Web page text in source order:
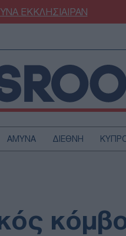
ΕΚΚΛΗΣΙΑΙΡΑΝ
ΑΜΥΝΑ ΔΙΕΘΝΗ
ΥΓΕΙΑ